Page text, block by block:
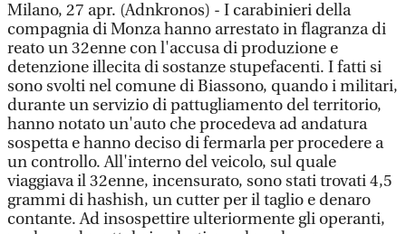
Milano, 27 apr. (Adnkronos) - I carabinieri della
compagnia di Monza hanno arrestato in flagranza di
reato un 32enne con l'accusa di produzione e
detenzione illecita di sostanze stupefacenti. I fatti si
sono svolti nel comune di Biassono, quando i militari,
durante un servizio di pattugliamento del territorio,
hanno notato un'auto che procedeva ad andatura
sospetta e hanno deciso di fermarla per procedere a
un controllo. All'interno del veicolo, sul quale
viaggiava il 32enne, incensurato, sono stati trovati 4,5
grammi di hashish, un cutter per il taglio e denaro
contante. Ad insospettire ulteriormente gli operanti,